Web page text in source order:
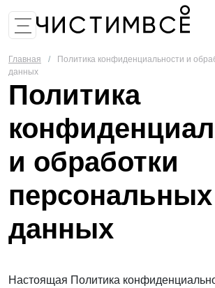
8 (499) 455-02-25
Заказать звонок
Главная /
Политика конфиденциальности и
данных
Политика
и обработки
персональных
данных
Настоящая Политика